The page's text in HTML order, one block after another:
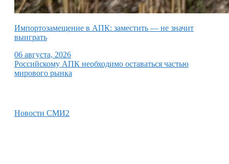
Импортозамещение в АПК: заместить — не значит
выиграть
06 августа, 2026
Российскому АПК необходимо оставаться частью
мирового рынка
Новости СМИ2